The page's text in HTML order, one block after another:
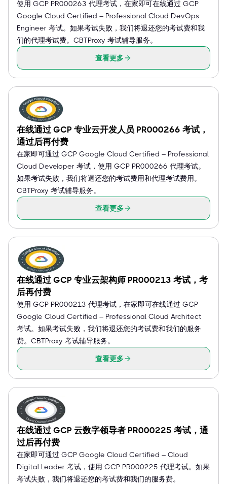
使用 GCP PR000263 代理考试，在家即可在线通过 GCP
Google Cloud Certified – Professional Cloud DevOps
Engineer 考试。如果考试失败，我们将退还您的考试费和我
们的代理考试费。CBTProxy 考试辅导服务。
查看更多
在线通过 GCP 专业云开发人员 PR000266 考试，
通过后再付费
在家即可通过 GCP Google Cloud Certified – Professional
Cloud Developer 考试，使用 GCP PR000266 代理考试。
如果考试失败，我们将退还您的考试费用和代理考试费用。
CBTProxy 考试辅导服务。
查看更多
在线通过 GCP 专业云架构师 PR000213 考试，考
后再付费
使用 GCP PR000213 代理考试，在家即可在线通过 GCP
Google Cloud Certified – Professional Cloud Architect
考试。如果考试失败，我们将退还您的考试费和我们的服务
费。CBTProxy 考试辅导服务。
查看更多
在线通过 GCP 云数字领导者 PR000225 考试，通
过后再付费
在家即可通过 GCP Google Cloud Certified – Cloud
Digital Leader 考试，使用 GCP PR000225 代理考试。如果
考试失败，我们将退还您的考试费和我们的服务费。